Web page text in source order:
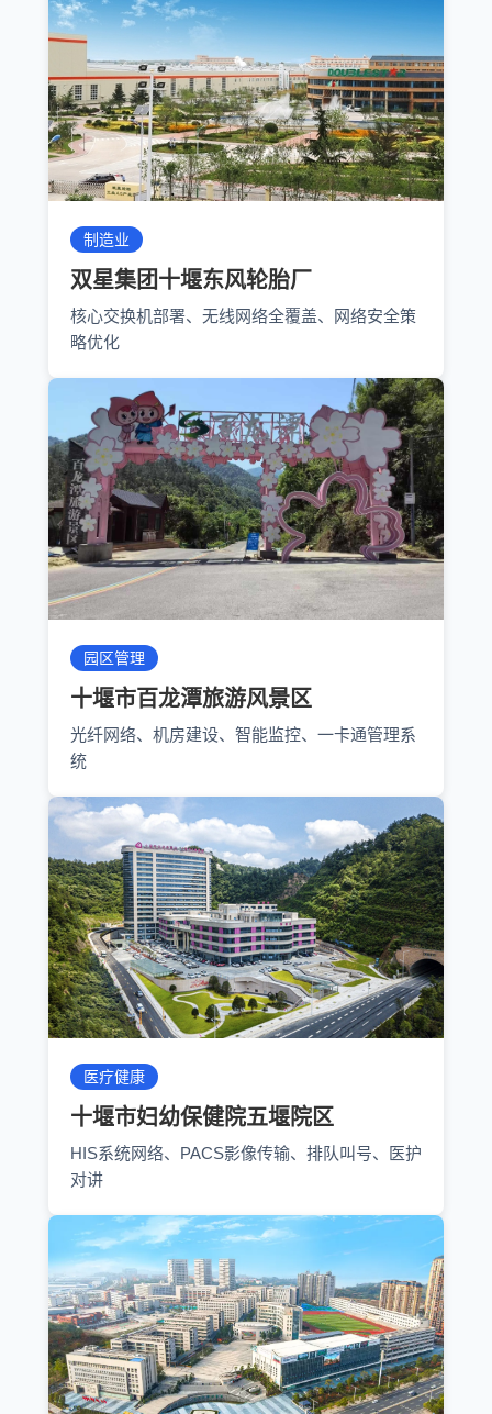
制造业
双星集团十堰东风轮胎厂
核心交换机部署、无线网络全覆盖、网络安全策
略优化
园区管理
十堰市百龙潭旅游风景区
光纤网络、机房建设、智能监控、一卡通管理系
统
医疗健康
十堰市妇幼保健院五堰院区
HIS系统网络、PACS影像传输、排队叫号、医护
对讲